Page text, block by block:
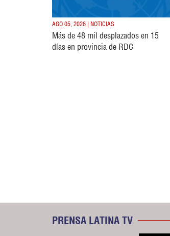
AGO 05, 2026 | NOTICIAS
Más de 48 mil desplazados en 15
días en provincia de RDC
PRENSA LATINA TV